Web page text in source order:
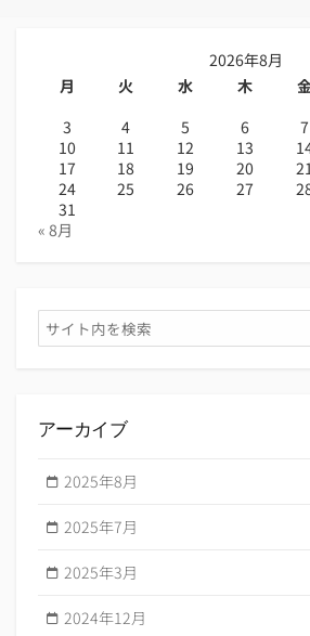
2026年8月
月
火 水 木
3
4 5 6 7
10
11 12 13
17
18 19 20
24
25 26 27
31
« 8月
検
索
アーカイブ
2025年8月
2025年7月
2025年3月
2024年12月